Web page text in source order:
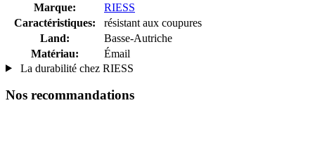
Marque:
RIESS
Caractéristiques:
résistant aux coupures
Land:
Basse-Autriche
Matériau:
Émail
La durabilité chez RIESS
Nos recommandations